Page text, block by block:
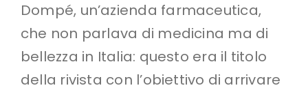
Dompé, un’azienda farmaceutica,
che non parlava di medicina ma di
bellezza in Italia: questo era il titolo
della rivista con l’obiettivo di arrivare